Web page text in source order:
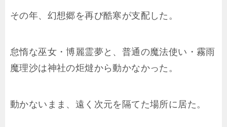
その年、幻想郷を再び酷寒が支配した。
怠惰な巫女・博麗霊夢と、普通の魔法使い・霧雨
魔理沙は神社の炬燵から動かなかった。
動かないまま、遠く次元を隔てた場所に居た。